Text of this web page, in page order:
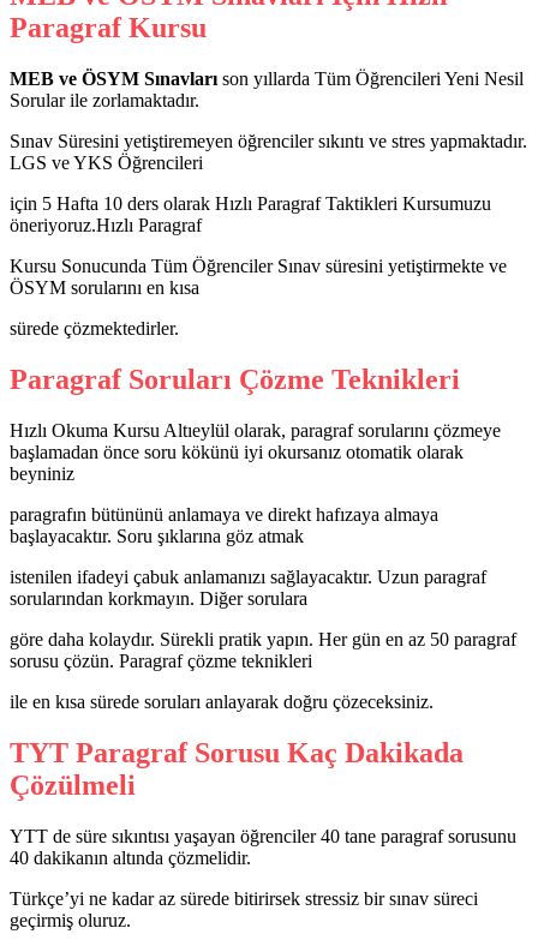
Paragraf Kursu
MEB ve ÖSYM Sınavları son yıllarda Tüm Öğrencileri Yeni Nesil
Sorular ile zorlamaktadır.
Sınav Süresini yetiştiremeyen öğrenciler sıkıntı ve stres yapmaktadır.
LGS ve YKS Öğrencileri
için 5 Hafta 10 ders olarak Hızlı Paragraf Taktikleri Kursumuzu
öneriyoruz.Hızlı Paragraf
Kursu Sonucunda Tüm Öğrenciler Sınav süresini yetiştirmekte ve
ÖSYM sorularını en kısa
sürede çözmektedirler.
Paragraf Soruları Çözme Teknikleri
Hızlı Okuma Kursu Altıeylül olarak, paragraf sorularını çözmeye
başlamadan önce soru kökünü iyi okursanız otomatik olarak
beyniniz
paragrafın bütününü anlamaya ve direkt hafızaya almaya
başlayacaktır. Soru şıklarına göz atmak
istenilen ifadeyi çabuk anlamanızı sağlayacaktır. Uzun paragraf
sorularından korkmayın. Diğer sorulara
göre daha kolaydır. Sürekli pratik yapın. Her gün en az 50 paragraf
sorusu çözün. Paragraf çözme teknikleri
ile en kısa sürede soruları anlayarak doğru çözeceksiniz.
TYT Paragraf Sorusu Kaç Dakikada
Çözülmeli
YTT de süre sıkıntısı yaşayan öğrenciler 40 tane paragraf sorusunu
40 dakikanın altında çözmelidir.
Türkçe’yi ne kadar az sürede bitirirsek stressiz bir sınav süreci
geçirmiş oluruz.